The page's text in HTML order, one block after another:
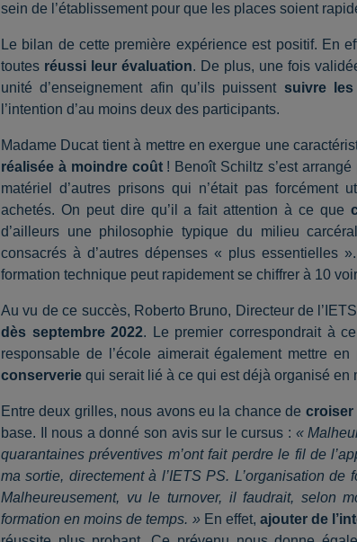
sein de l’établissement pour que les places soient
Le bilan de cette première expérience est positif. En
toutes réussi leur évaluation. De plus, une fois
unité d’enseignement afin qu’ils puissent suivre
l’intention d’au moins deux des participants.
Madame Ducat tient à mettre en exergue une
réalisée à moindre coût ! Benoît Schiltz s’est
matériel d’autres prisons qui n’était pas
achetés. On peut dire qu’il a fait attention à ce que
d’ailleurs une philosophie typique du milieu
consacrés à d’autres dépenses « plus essentielles
formation technique peut rapidement se chiffrer à 10
Au vu de ce succès, Roberto Bruno, Directeur de
dès septembre 2022. Le premier correspondrait à
responsable de l’école aimerait également mettre en
conserverie qui serait lié à ce qui est déjà organisé en
Entre deux grilles, nous avons eu la chance de croiser
base. Il nous a donné son avis sur le cursus : «
quarantaines préventives m’ont fait perdre le fil de
ma sortie, directement à l’IETS PS. L’organisation
Malheureusement, vu le turnover, il faudrait, selon
formation en moins de temps. »En effet, ajouter de